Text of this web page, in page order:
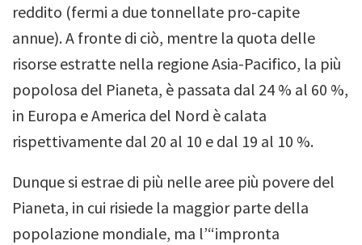
reddito (fermi a due tonnellate pro-capite
annue). A fronte di ciò, mentre la quota delle
risorse estratte nella regione Asia-Pacifico, la più
popolosa del Pianeta, è passata dal 24 % al 60 %,
in Europa e America del Nord è calata
rispettivamente dal 20 al 10 e dal 19 al 10 %.
Dunque si estrae di più nelle aree più povere del
Pianeta, in cui risiede la maggior parte della
popolazione mondiale, ma l’“impronta